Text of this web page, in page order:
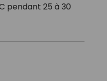
pendant 25 à 30